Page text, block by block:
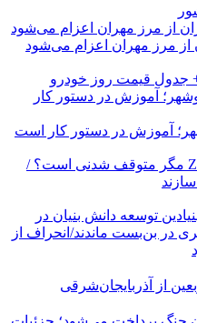
جدول قیمت روز خودرو
آموزش در دستور کار است
سیلیکن ولیِ تهران؛ این ایران نسل Z مگر متوقف شدنی است؟ /
توسعه دانش بنیان در
در بن‌بست ماندند/انحراف از